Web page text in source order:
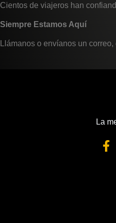
Cientos de viajeros han
Siempre Estamos Aquí
Llámanos o envíanos un
La